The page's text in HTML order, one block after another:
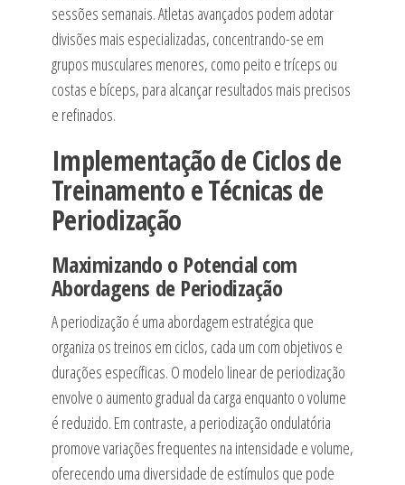
sessões semanais. Atletas avançados podem adotar
divisões mais especializadas, concentrando-se em
grupos musculares menores, como peito e tríceps ou
costas e bíceps, para alcançar resultados mais precisos
e refinados.
Implementação de Ciclos de
Treinamento e Técnicas de
Periodização
Maximizando o Potencial com
Abordagens de Periodização
A periodização é uma abordagem estratégica que
organiza os treinos em ciclos, cada um com objetivos e
durações específicas. O modelo linear de periodização
envolve o aumento gradual da carga enquanto o volume
é reduzido. Em contraste, a periodização ondulatória
promove variações frequentes na intensidade e volume,
oferecendo uma diversidade de estímulos que pode